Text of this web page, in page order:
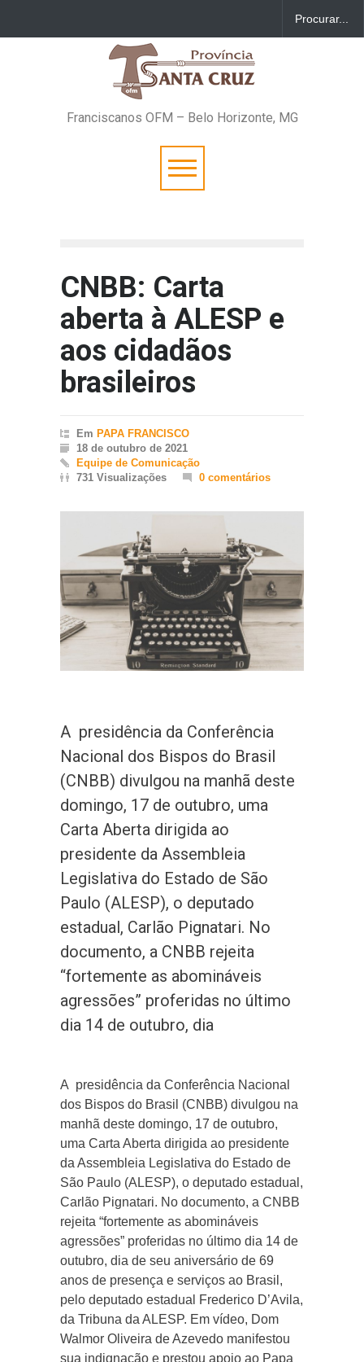
Franciscanos OFM – Belo Horizonte, MG
CNBB: Carta
aberta à ALESP e
aos cidadãos
brasileiros
Em PAPA FRANCISCO
18 de outubro de 2021
Equipe de Comunicação
731 Visualizações
0 comentários
A presidência da Conferência
Nacional dos Bispos do Brasil
(CNBB) divulgou na manhã deste
domingo, 17 de outubro, uma
Carta Aberta dirigida ao
presidente da Assembleia
Legislativa do Estado de São
Paulo (ALESP), o deputado
estadual, Carlão Pignatari. No
documento, a CNBB rejeita
“fortemente as abomináveis
agressões” proferidas no último
dia 14 de outubro, dia
A presidência da Conferência Nacional
dos Bispos do Brasil (CNBB) divulgou na
manhã deste domingo, 17 de outubro,
uma Carta Aberta dirigida ao presidente
da Assembleia Legislativa do Estado de
São Paulo (ALESP), o deputado estadual,
Carlão Pignatari. No documento, a CNBB
rejeita “fortemente as abomináveis
agressões” proferidas no último dia 14 de
outubro, dia de seu aniversário de 69
anos de presença e serviços ao Brasil,
pelo deputado estadual Frederico D’Avila,
da Tribuna da ALESP. Em vídeo, Dom
Walmor Oliveira de Azevedo manifestou
sua indignação e prestou apoio ao Papa